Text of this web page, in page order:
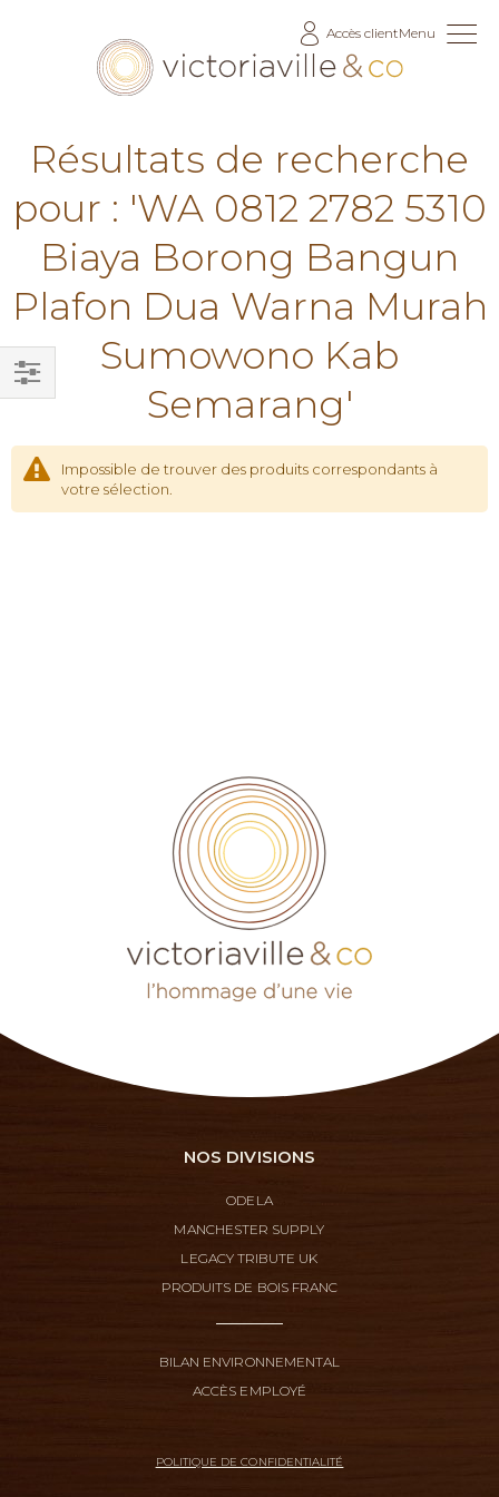
Accès clientMenu
Résultats de recherche
pour : 'WA 0812 2782 5310
Biaya Borong Bangun
Plafon Dua Warna Murah
Sumowono Kab
Semarang'
Impossible de trouver des produits correspondants à
votre sélection.
Filtrer
NOS DIVISIONS
ODELA
MANCHESTER SUPPLY
LEGACY TRIBUTE UK
PRODUITS DE BOIS FRANC
BILAN ENVIRONNEMENTAL
ACCÈS EMPLOYÉ
POLITIQUE DE CONFIDENTIALITÉ